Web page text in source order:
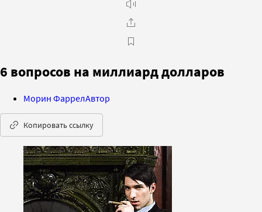
6 вопросов на миллиард долларов
Морин ФаррелАвтор
Копировать ссылку